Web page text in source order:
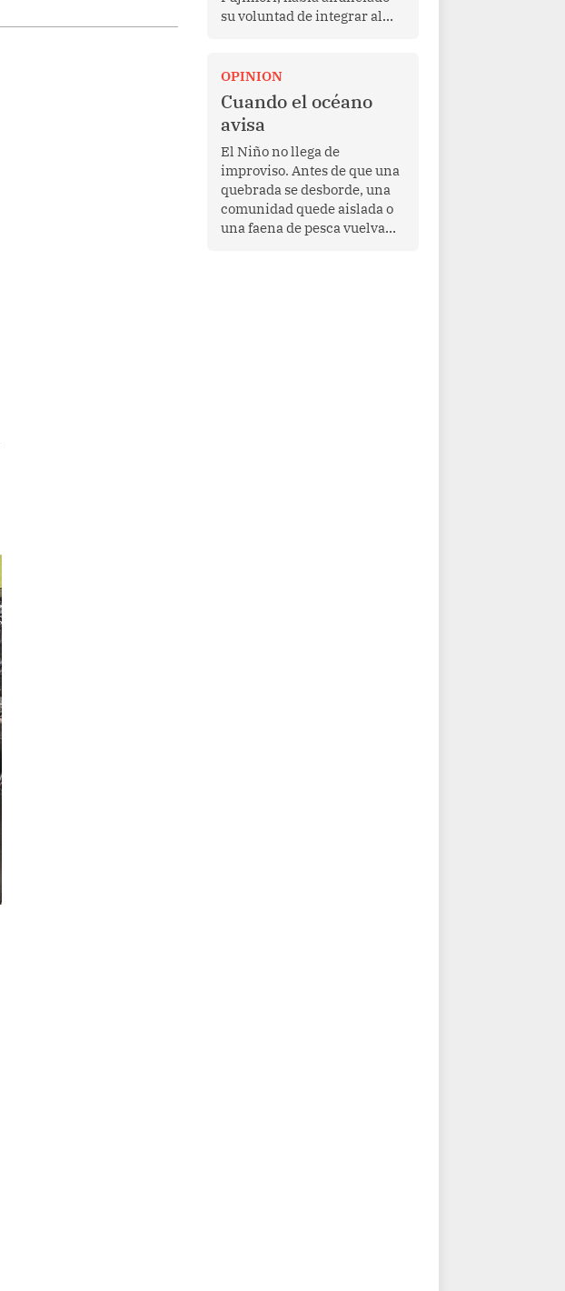
su voluntad de integrar al
en marzo de este año por el
mandatario estadounidense
Donald Trump, con el fin de
enfrentar al crimen
transnacional organizado y
al tráfico de drogas.
OPINION
Cuando el océano
avisa
El Niño no llega de
improviso. Antes de que una
quebrada se desborde, una
comunidad quede aislada o
una faena de pesca vuelva